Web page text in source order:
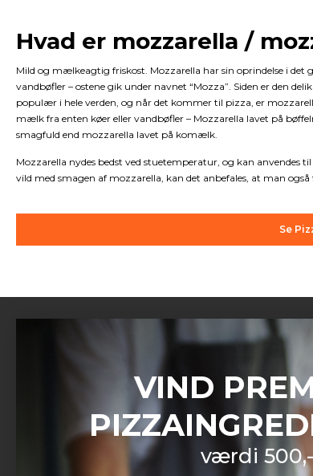
Hvad er mozzarella /
Mild og mælkeagtig friskost. Mozzarella har sin oprindelse i
vandbøfler – ostene gik under navnet “Mozza”. Siden er den
populær i hele verden, og når det kommer til pizza, er
mælk fra enten køer eller vandbøfler – Mozzarella lavet på
smagfuld end mozzarella lavet på komælk.
Mozzarella nydes bedst ved stuetemperatur, og kan anvendes
vild med smagen af mozzarella, kan det anbefales, at man
Se
Petersmindevej 17C
VIND
værdi 500,-